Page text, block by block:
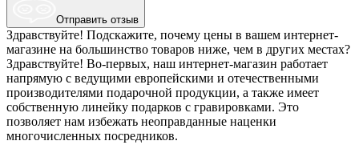
Отправить отзыв
Здравствуйте! Подскажите, почему цены в вашем интернет-
магазине на большинство товаров ниже, чем в других местах?
Здравствуйте! Во-первых, наш интернет-магазин работает
напрямую с ведущими европейскими и отечественными
производителями подарочной продукции, а также имеет
собственную линейку подарков с гравировками. Это
позволяет нам избежать неоправданные наценки
многочисленных посредников.